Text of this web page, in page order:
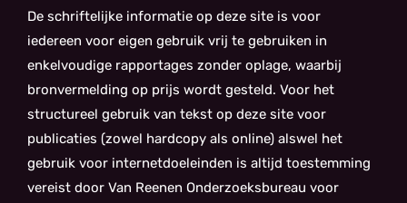
De schriftelijke informatie op deze site is voor
iedereen voor eigen gebruik vrij te gebruiken in
enkelvoudige rapportages zonder oplage, waarbij
bronvermelding op prijs wordt gesteld. Voor het
structureel gebruik van tekst op deze site voor
publicaties (zowel hardcopy als online) alswel het
gebruik voor internetdoeleinden is altijd toestemming
vereist door Van Reenen Onderzoeksbureau voor